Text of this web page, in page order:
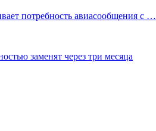
потребность авиасообщения с …
заменят через три месяца